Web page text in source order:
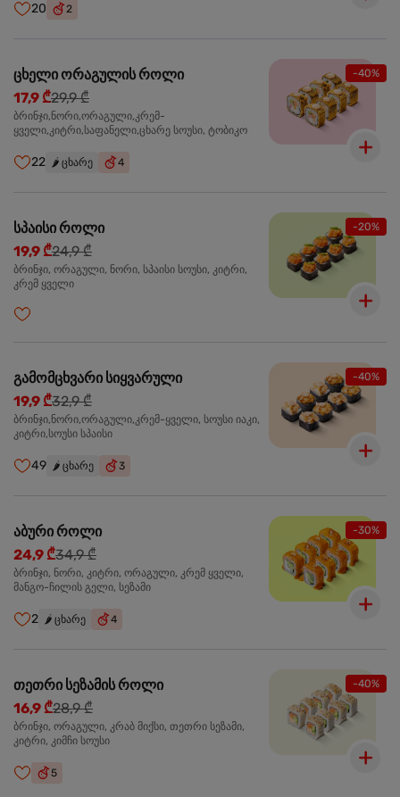
20 2
-40%
ცხელი ორაგულის როლი
17,9 ₾29,9 ₾
ბრინჯი,ნორი,ორაგული,კრემ-
ყველი,კიტრი,საფანელი,ცხარე სოუსი, ტობიკო
22 🌶️ ცხარე 4
-20%
სპაისი როლი
19,9 ₾24,9 ₾
ბრინჯი, ორაგული, ნორი, სპაისი სოუსი, კიტრი,
კრემ ყველი
-40%
გამომცხვარი სიყვარული
19,9 ₾32,9 ₾
ბრინჯი,ნორი,ორაგული,კრემ-ყველი, სოუსი იაკი,
კიტრი,სოუსი სპაისი
49 🌶️ ცხარე 3
-30%
აბური როლი
24,9 ₾34,9 ₾
ბრინჯი, ნორი, კიტრი, ორაგული, კრემ ყველი,
მანგო-ჩილის გელი, სეზამი
2 🌶️ ცხარე 4
-40%
თეთრი სეზამის როლი
16,9 ₾28,9 ₾
ბრინჯი, ორაგული, კრაბ მიქსი, თეთრი სეზამი,
კიტრი, კიმჩი სოუსი
5